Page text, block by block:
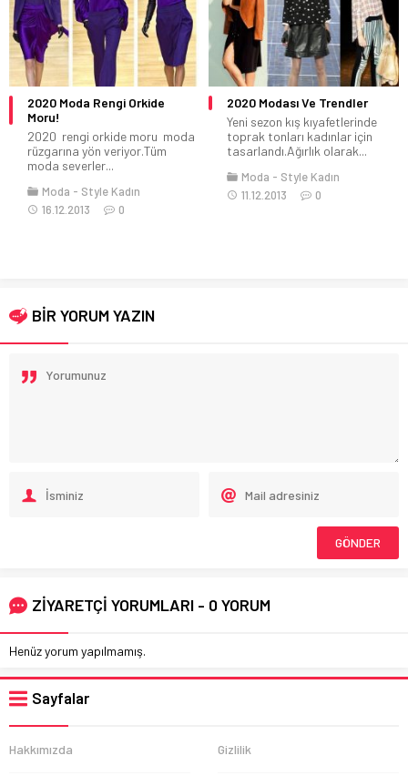
2020 Moda Rengi Orkide
Moru!
2020 rengi orkide moru moda
rüzgarına yön veriyor.Tüm
moda severler...
Moda
Style Kadın
16.12.2013
0
2020 Modası Ve Trendler
Yeni sezon kış kıyafetlerinde
toprak tonları kadınlar için
tasarlandı.Ağırlık olarak...
Moda
Style Kadın
11.12.2013
0
BİR YORUM YAZIN
ZİYARETÇİ YORUMLARI - 0 YORUM
Henüz yorum yapılmamış.
Sayfalar
Hakkımızda Gizlilik